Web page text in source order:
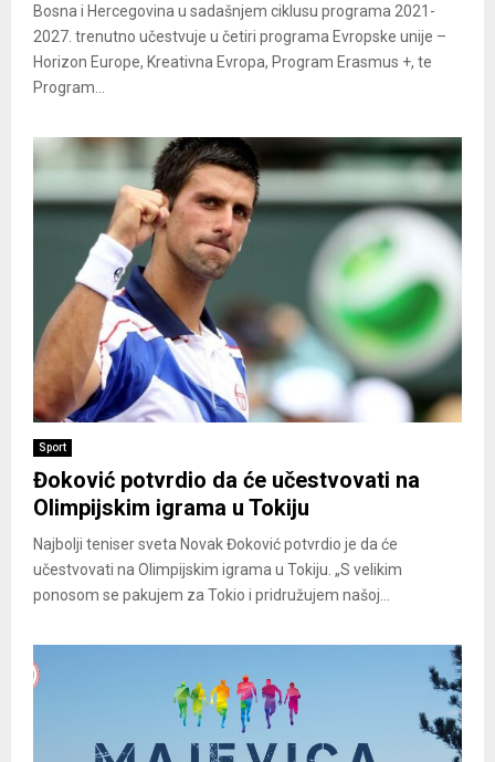
Bosna i Hercegovina u sadašnjem ciklusu programa 2021-
2027. trenutno učestvuje u četiri programa Evropske unije –
Horizon Europe, Kreativna Evropa, Program Erasmus +, te
Program...
Sport
Đoković potvrdio da će učestvovati na
Olimpijskim igrama u Tokiju
Najbolji teniser sveta Novak Đoković potvrdio je da će
učestvovati na Olimpijskim igrama u Tokiju. „S velikim
ponosom se pakujem za Tokio i pridružujem našoj...